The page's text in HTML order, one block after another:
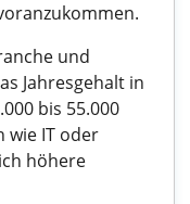
und
Jahresgehalt in
bis 55.000
wie IT oder
höhere